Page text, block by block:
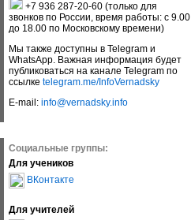
+7 936 287-20-60 (только для
звонков по России, время работы: с 9.00
до 18.00 по Московскому времени)
Мы также доступны в Telegram и
WhatsApp. Важная информация будет
публиковаться на канале Telegram по
ссылке telegram.me/InfoVernadsky
E-mail: info@vernadsky.info
Социальные группы:
Для учеников
ВКонтакте
Для учителей